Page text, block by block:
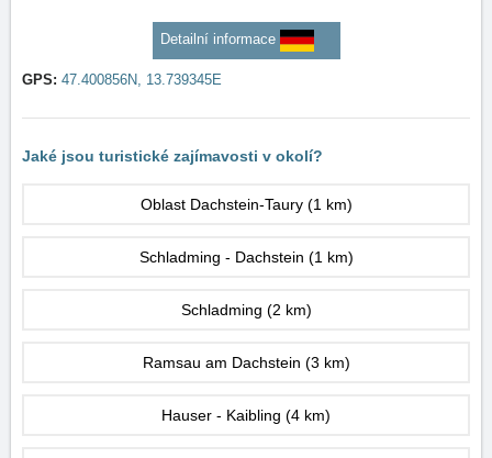
Detailní informace
GPS: 47.400856N, 13.739345E
Jaké jsou turistické zajímavosti v okolí?
Oblast Dachstein-Taury (1 km)
Schladming - Dachstein (1 km)
Schladming (2 km)
Ramsau am Dachstein (3 km)
Hauser - Kaibling (4 km)